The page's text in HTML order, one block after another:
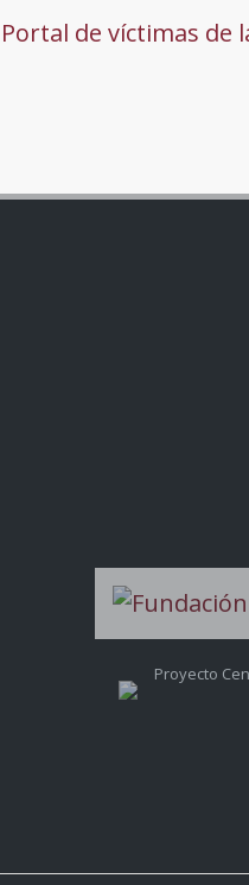
Portal de víctimas de
Proyecto